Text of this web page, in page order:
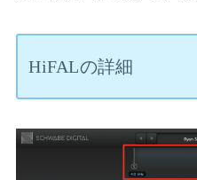
HiFALの詳細